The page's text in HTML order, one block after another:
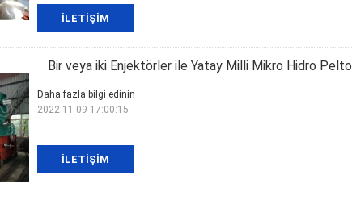
İLETIŞIM
Bir veya iki Enjektörler ile Yatay Milli Mikro Hidro
İLETIŞIM
Daha fazla bilgi edinin
2022-11-09 17:00:15